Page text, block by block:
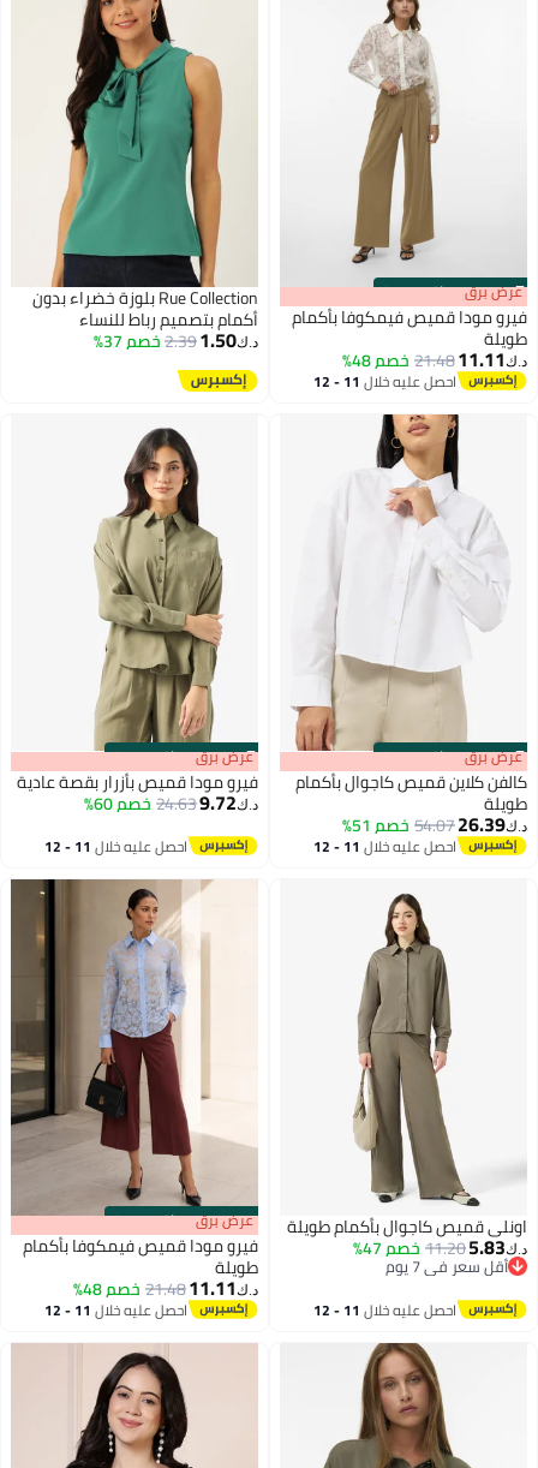
00m:00s
·باقي 100% عرض برق
فيرو مودا قميص فيمكوفا بأكمام
طويلة
د.ك‏11.11
21.48خصم 48%
احصل عليه خلال 11 - 12
Rue Collection بلوزة خضراء بدون
أكمام بتصميم رباط للنساء
د.ك‏1.50
2.39خصم 37%
00m:00s
·باقي 100% عرض برق
كالفن كلاين قميص كاجوال بأكمام
طويلة
د.ك‏26.39
54.07خصم 51%
احصل عليه خلال 11 - 12
اغسطس
00m:00s
·باقي 100% عرض برق
فيرو مودا قميص بأزرار بقصة عادية
د.ك‏9.72
24.63خصم 60%
احصل عليه خلال 11 - 12
اغسطس
اونلي قميص كاجوال بأكمام طويلة
د.ك‏5.83
11.20خصم 47%
أقل سعر في 7 يوم
احصل عليه خلال 11 - 12
00m:00s
·باقي 100% عرض برق
فيرو مودا قميص فيمكوفا بأكمام
طويلة
د.ك‏11.11
21.48خصم 48%
احصل عليه خلال 11 - 12